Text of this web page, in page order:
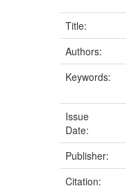
Title:
Authors:
Keywords:
Issue
Date:
Publisher:
Citation: